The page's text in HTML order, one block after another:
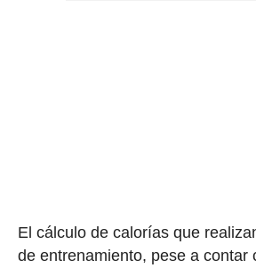
El cálculo de calorías que
de entrenamiento, pese a contar